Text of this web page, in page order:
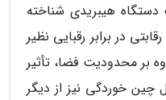
هیبریدی شناخته
در برابر رقبایی نظیر
بر محدودیت فضا، تأثیر
چین خوردگی نیز از دیگر